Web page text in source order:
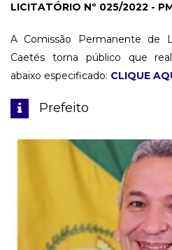
LICITATÓRIO Nº 025/2022 -
A Comissão Permanente de
Caetés torna público que
abaixo especificado: CLIQUE
Prefeito